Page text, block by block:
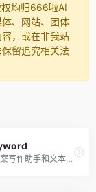
均归666啦AI
、网站、团体
，或在非我站
留追究相关法
AI文案写作助手和文本生成器